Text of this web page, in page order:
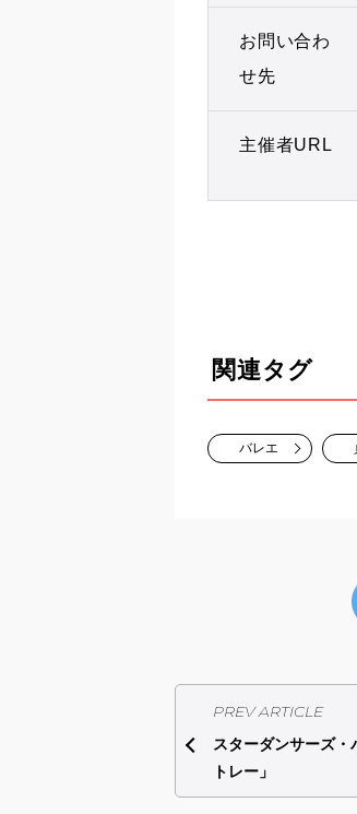
お問い合わ
せ先
主催者URL
関連タグ
バレエ
PREV ARTICLE
スターダンサーズ・
トレー」